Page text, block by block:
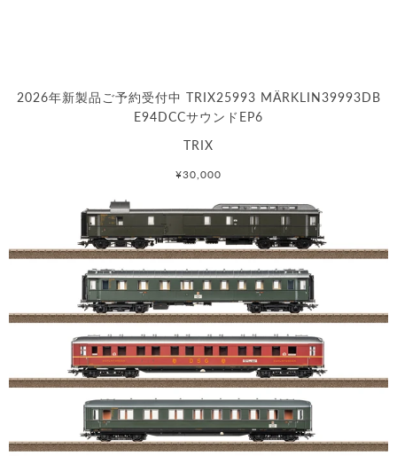
2026年新製品ご予約受付中 TRIX25993 MÄRKLIN39993DB
E94DCCサウンドEP6
TRIX
¥30,000